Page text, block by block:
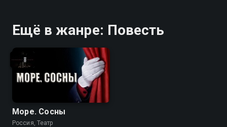
Ещё в жанре: Повесть
Море. Сосны
Россия, Театр